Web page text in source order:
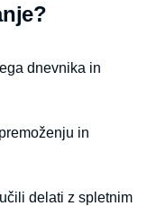
dnevnika in
in
delati z spletnim